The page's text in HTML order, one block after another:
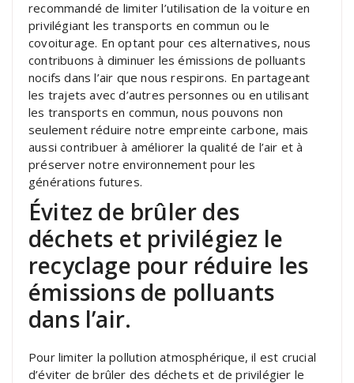
recommandé de limiter l’utilisation de la voiture en
privilégiant les transports en commun ou le
covoiturage. En optant pour ces alternatives, nous
contribuons à diminuer les émissions de polluants
nocifs dans l’air que nous respirons. En partageant
les trajets avec d’autres personnes ou en utilisant
les transports en commun, nous pouvons non
seulement réduire notre empreinte carbone, mais
aussi contribuer à améliorer la qualité de l’air et à
préserver notre environnement pour les
générations futures.
Évitez de brûler des
déchets et privilégiez le
recyclage pour réduire les
émissions de polluants
dans l’air.
Pour limiter la pollution atmosphérique, il est crucial
d’éviter de brûler des déchets et de privilégier le